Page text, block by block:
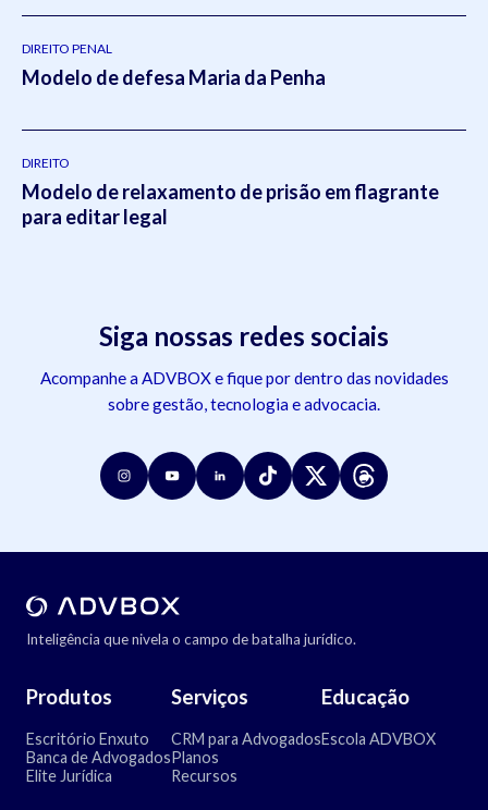
DIREITO PENAL
Modelo de defesa Maria da Penha
DIREITO
Modelo de relaxamento de prisão em flagrante
para editar legal
Siga nossas redes sociais
Acompanhe a ADVBOX e fique por dentro das novidades
sobre gestão, tecnologia e advocacia.
Inteligência que nivela o campo de batalha jurídico.
Produtos
Escritório Enxuto
Banca de Advogados
Elite Jurídica
Serviços
CRM para Advogados
Planos
Recursos
Educação
Escola ADVBOX